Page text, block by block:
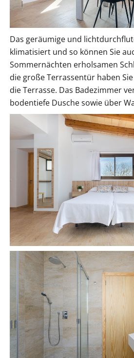
Das geräumige und
klimatisiert und so können Sie
Sommernächten erholsamen
die große Terrassentür haben
die Terrasse. Das Badezimmer
bodentiefe Dusche sowie über